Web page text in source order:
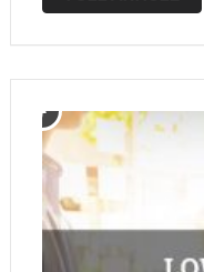
mendesain dan